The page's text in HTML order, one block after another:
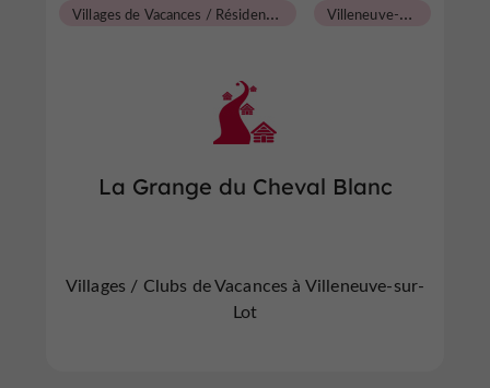
La Grange du Cheval Blanc
V
illages de Vacances / Résidences Tourisme V
illeneuve-sur-Lot
Villages / Clubs de Vacances à Villeneuve-sur-
Lot